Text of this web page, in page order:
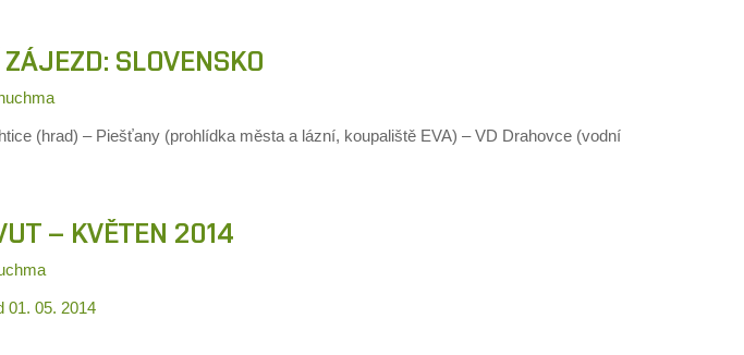
SLOVENSKO
(hrad) – Piešťany (prohlídka města a lázní, koupaliště EVA) – VD Drahovce (vodní
– KVĚTEN 2014
01. 05. 2014